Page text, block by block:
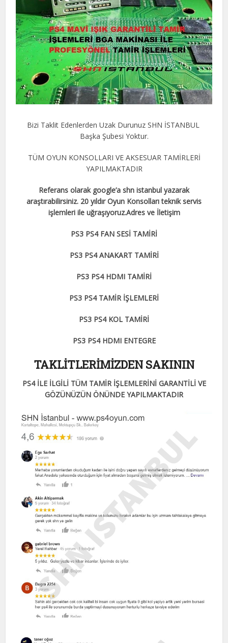
Bizi Taklit Edenlerden Uzak Durunuz SHN İSTANBUL
Başka Şubesi Yoktur.
TÜM OYUN KONSOLLARI VE AKSESUAR TAMİRLERİ
YAPILMAKTADIR
Referans olarak google’a shn istanbul yazarak
araştırabilirsiniz. 20 yıldır Oyun Konsolları teknik servis
işlemleri ile uğraşıyoruz.Adres ve İletişim
PS3 PS4 FAN SESİ TAMİRİ
PS3 PS4 ANAKART TAMİRİ
PS3 PS4 HDMI TAMİRİ
PS3 PS4 TAMİR İŞLEMLERİ
PS3 PS4 KOL TAMİRİ
PS3 PS4 HDMI ENTEGRE
TAKLİTLERİMİZDEN SAKININ
PS4 İLE İLGİLİ TÜM TAMİR İŞLEMLERİNİ GARANTİLİ VE
GÖZÜNÜZÜN ÖNÜNDE YAPILMAKTADIR